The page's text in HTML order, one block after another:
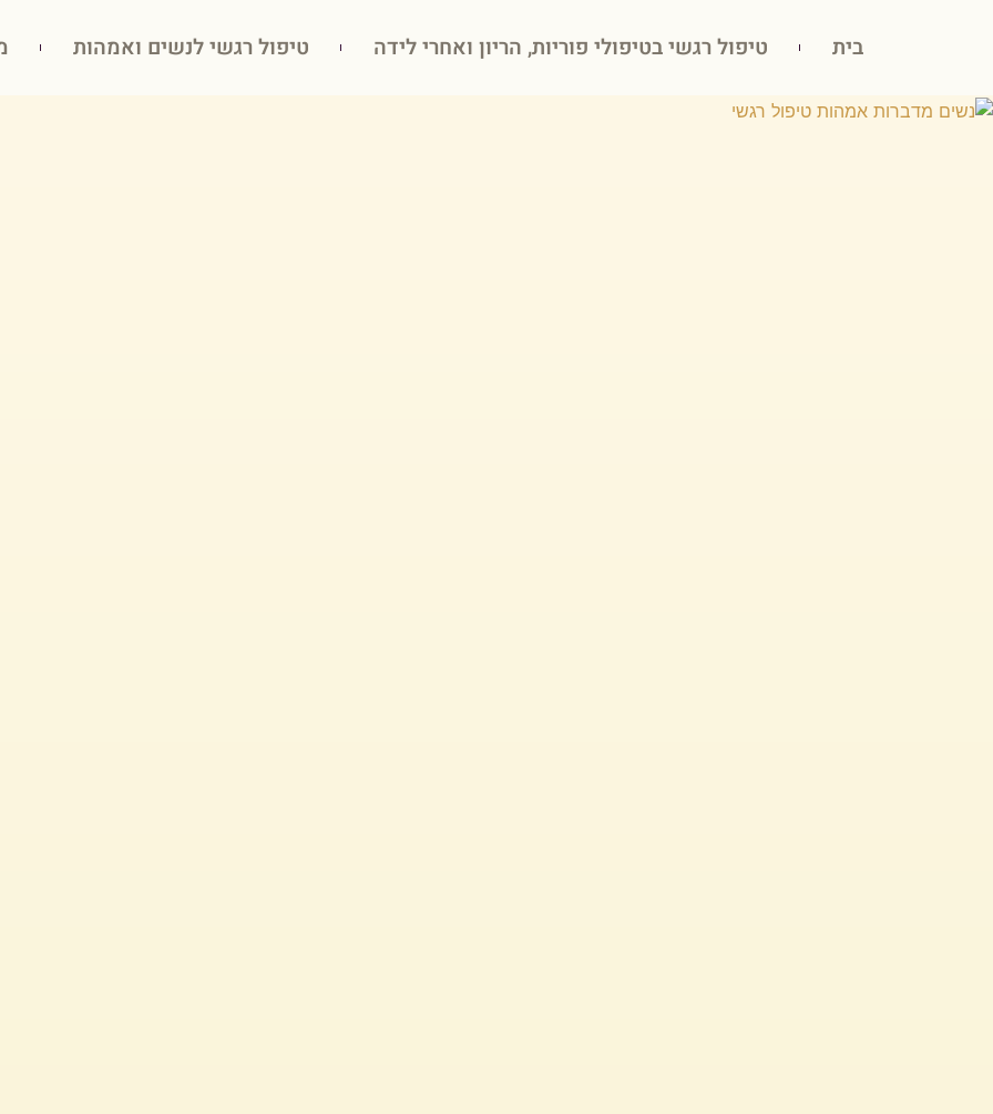
בית טיפול רגשי בטיפולי פוריות, הריון ואחרי לידה טיפול רגשי לנשים ואמהות